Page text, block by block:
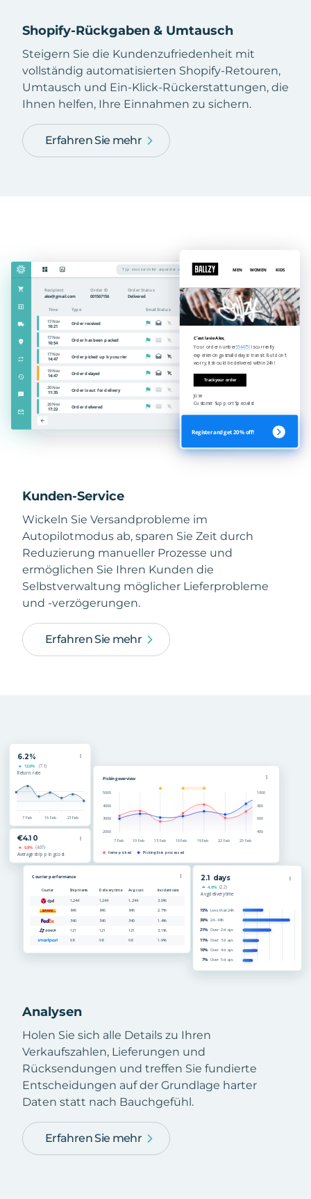
Shopify-Rückgaben & Umtausch
Steigern Sie die Kundenzufriedenheit mit
vollständig automatisierten Shopify-Retouren,
Umtausch und Ein-Klick-Rückerstattungen, die
Ihnen helfen, Ihre Einnahmen zu sichern.
Erfahren Sie mehr
Kunden-Service
Wickeln Sie Versandprobleme im
Autopilotmodus ab, sparen Sie Zeit durch
Reduzierung manueller Prozesse und
ermöglichen Sie Ihren Kunden die
Selbstverwaltung möglicher Lieferprobleme
und -verzögerungen.
Erfahren Sie mehr
Analysen
Holen Sie sich alle Details zu Ihren
Verkaufszahlen, Lieferungen und
Rücksendungen und treffen Sie fundierte
Entscheidungen auf der Grundlage harter
Daten statt nach Bauchgefühl.
Erfahren Sie mehr